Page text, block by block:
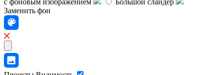
с фоновым изображением
Большой слайдер
Заменить фон